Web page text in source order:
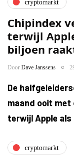
cryptomarkt
Chipindex
terwijl
biljoen
Door Dave Janssens
De
maand ooit met
terwijl Apple
cryptomarkt